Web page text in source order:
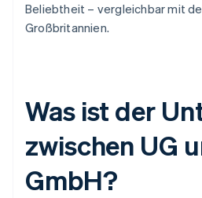
Beliebtheit – vergleichbar mit
Großbritannien.
Was ist der
zwischen UG
GmbH?